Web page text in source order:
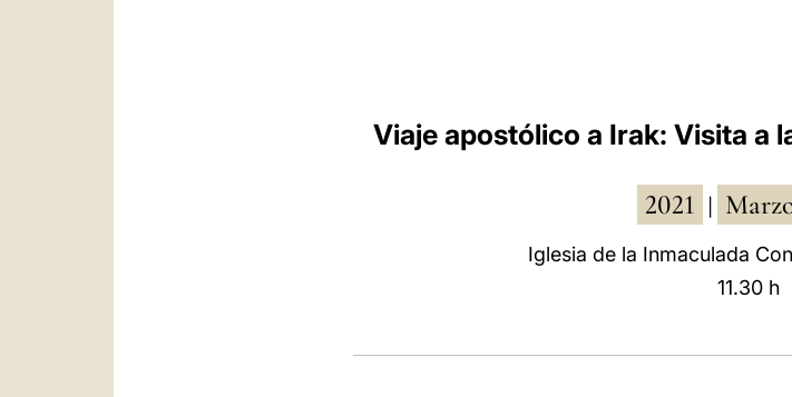
Viaje apostólico a Irak: Visita a
2021
Iglesia de la Inmaculada
11.30 h